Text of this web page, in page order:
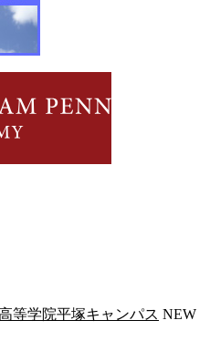
等学院平塚キャンパス NEW